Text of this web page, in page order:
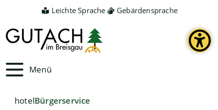
Leichte Sprache Gebärdensprache
Menü
hotelBürgerservice